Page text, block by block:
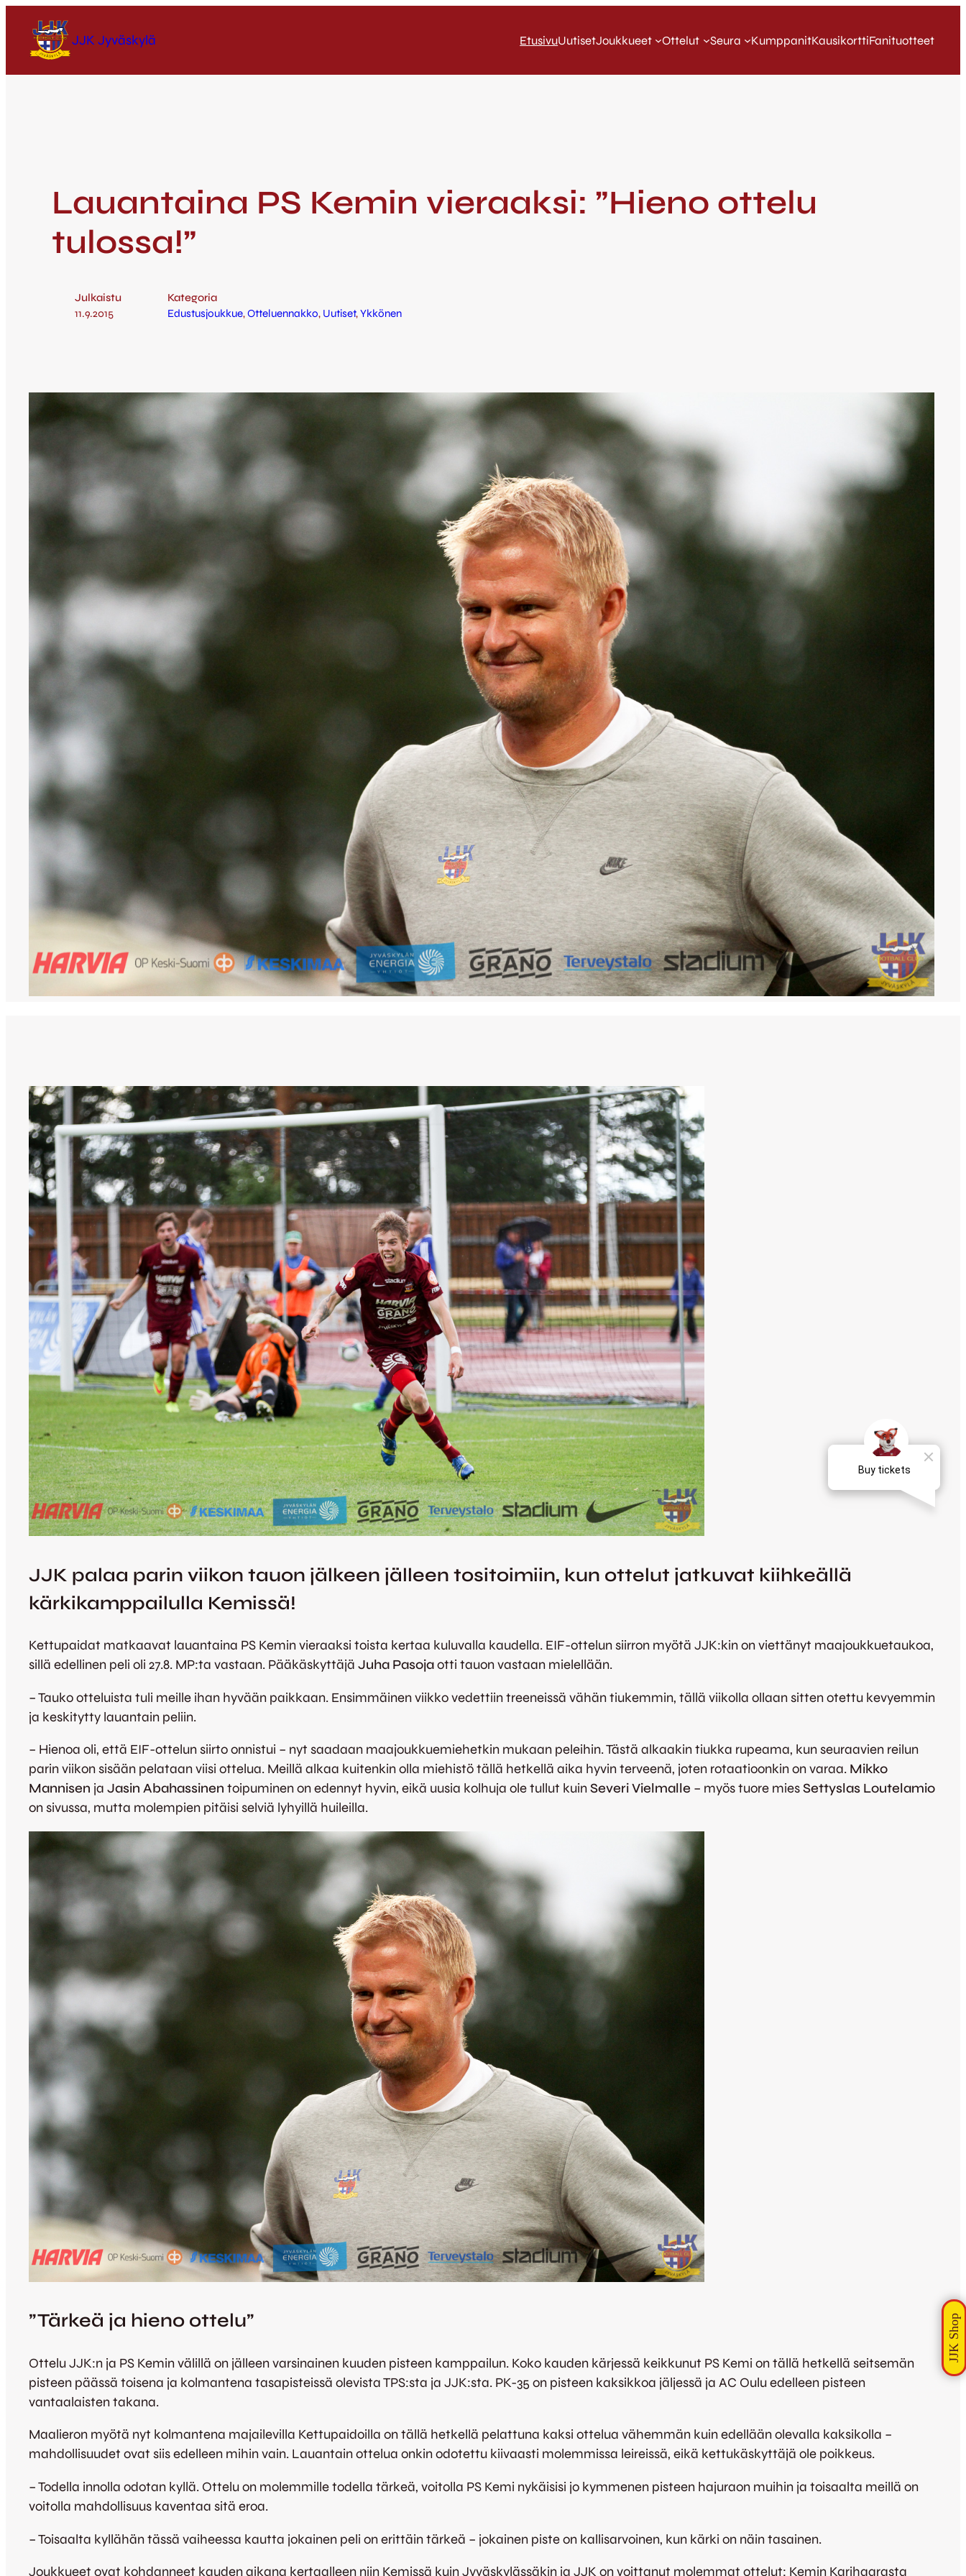
JJK Jyväskylä EtusivuUutisetJoukkueet Ottelut Seura KumppanitKausikorttiFanituotteet
Lauantaina PS Kemin vieraaksi: ”Hieno ottelu
tulossa!”
Julkaistu
11.9.2015
Kategoria
Edustusjoukkue, Otteluennakko, Uutiset, Ykkönen
JJK palaa parin viikon tauon jälkeen jälleen tositoimiin, kun ottelut jatkuvat kiihkeällä
kärkikamppailulla Kemissä!
Kettupaidat matkaavat lauantaina PS Kemin vieraaksi toista kertaa kuluvalla kaudella. EIF-ottelun siirron myötä JJK:kin on viettänyt maajoukkuetaukoa,
sillä edellinen peli oli 27.8. MP:ta vastaan. Pääkäskyttäjä Juha Pasojaotti tauon vastaan mielellään.
– Tauko otteluista tuli meille ihan hyvään paikkaan. Ensimmäinen viikko vedettiin treeneissä vähän tiukemmin, tällä viikolla ollaan sitten otettu kevyemmin
ja keskitytty lauantain peliin.
– Hienoa oli, että EIF-ottelun siirto onnistui – nyt saadaan maajoukkuemiehetkin mukaan peleihin. Tästä alkaakin tiukka rupeama, kun seuraavien reilun
parin viikon sisään pelataan viisi ottelua. Meillä alkaa kuitenkin olla miehistö tällä hetkellä aika hyvin terveenä, joten rotaatioonkin on varaa. Mikko
Mannisen ja Jasin Abahassinen toipuminen on edennyt hyvin, eikä uusia kolhuja ole tullut kuinSeveri Vielmalle – myös tuore miesSettyslas Loutelamio
on sivussa, mutta molempien pitäisi selviä lyhyillä huileilla.
”Tärkeä ja hieno ottelu”
Ottelu JJK:n ja PS Kemin välillä on jälleen varsinainen kuuden pisteen kamppailun. Koko kauden kärjessä keikkunut PS Kemi on tällä hetkellä seitsemän
pisteen päässä toisena ja kolmantena tasapisteissä olevista TPS:sta ja JJK:sta. PK-35 on pisteen kaksikkoa jäljessä ja AC Oulu edelleen pisteen
vantaalaisten takana.
Maalieron myötä nyt kolmantena majailevilla Kettupaidoilla on tällä hetkellä pelattuna kaksi ottelua vähemmän kuin edellään olevalla kaksikolla –
mahdollisuudet ovat siis edelleen mihin vain. Lauantain ottelua onkin odotettu kiivaasti molemmissa leireissä, eikä kettukäskyttäjä ole poikkeus.
– Todella innolla odotan kyllä. Ottelu on molemmille todella tärkeä, voitolla PS Kemi nykäisisi jo kymmenen pisteen hajuraon muihin ja toisaalta meillä on
voitolla mahdollisuus kaventaa sitä eroa.
– Toisaalta kyllähän tässä vaiheessa kautta jokainen peli on erittäin tärkeä – jokainen piste on kallisarvoinen, kun kärki on näin tasainen.
Joukkueet ovat kohdanneet kauden aikana kertaalleen niin Kemissä kuin Jyväskylässäkin ja JJK on voittanut molemmat ottelut: Kemin Karihaarasta